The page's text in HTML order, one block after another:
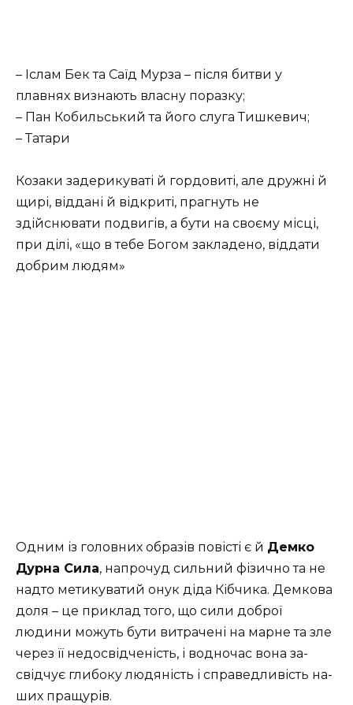
– Іслам Бек та Саїд Мурза – після битви у
плавнях визнають власну поразку;
– Пан Кобильський та його слуга Тишкевич;
– Татари
Козаки задерикуваті й гордовиті, але дружні й
щирі, віддані й відкриті, прагнуть не
здійснювати подви­гів, а бути на своєму місці,
при ділі, «що в тебе Богом закладено, віддати
добрим людям»
Одним із головних образів повісті є й Демко
Дурна Сила, напрочуд сильний фізично та не
надто метикуватий онук діда Кібчика. Демкова
доля – це приклад того, що сили доброї
людини можуть бути витрачені на марне та зле
через її недосвідченість, і водночас вона за­
свідчує глибоку людяність і справедливість на­
ших пращурів.